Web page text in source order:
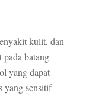
kulit, dan
batang
yang dapat
yang sensitif